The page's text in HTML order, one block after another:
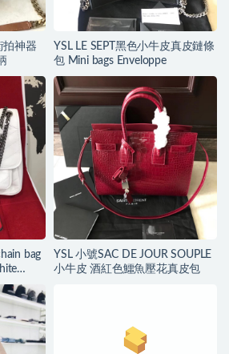
拍神器
YSL LE SEPT黑色小牛皮真皮鏈條
包 Mini bags Enveloppe
bag
YSL 小號SAC DE JOUR SOUPLE
小牛皮 酒紅色鱷魚壓花真皮包